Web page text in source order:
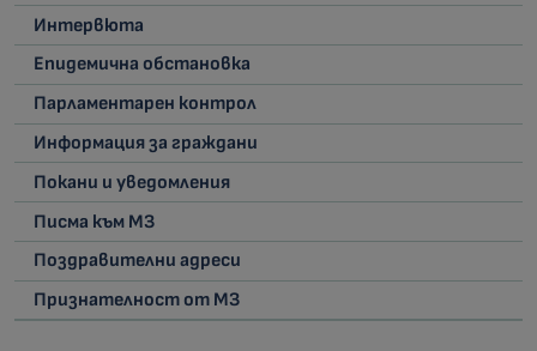
Интервюта
Епидемична обстановка
Парламентарен контрол
Информация за граждани
Покани и уведомления
Писма към МЗ
Поздравителни адреси
Признателност от МЗ